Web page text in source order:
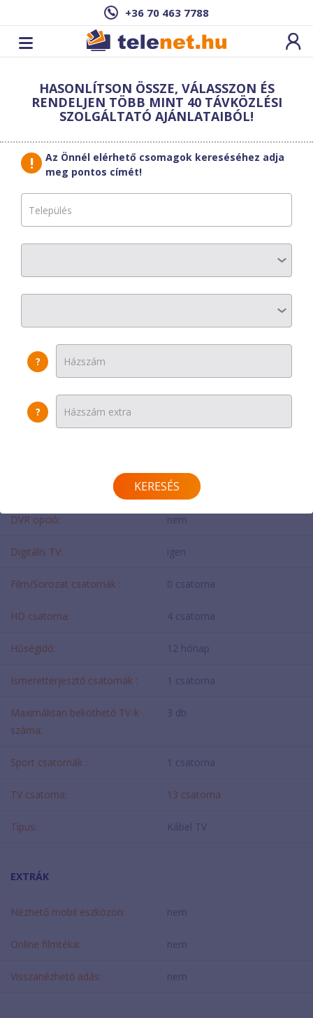
+36 70 463 7788
Ez a csomag sajnos nem elérhető az Ön
címén.Megnézem másik címen!
vissza a szolgáltatásokhoz
Moson Telecom
TV Minimum
Beltéri egység:
Egyszeri díj:
DVR opció: nem
Digitális TV: igen
Film/Sorozat csatornák : 0 csatorna
HD csatorna: 4 csatorna
Hűségidő: 12 hónap
Ismeretterjesztő csatornák : 1 csatorna
Maximálisan beköthető TV-k
száma:
3 db
Sport csatornák : 1 csatorna
TV csatorna: 13 csatorna
Típus: Kábel TV
EXTRÁK
Nézhető mobil eszközön: nem
Online filmtéka: nem
Visszanézhető adás: nem
HASONLÍTSON ÖSSZE, VÁLASSZON ÉS
RENDELJEN TÖBB MINT 40 TÁVKÖZLÉSI
SZOLGÁLTATÓ AJÁNLATAIBÓL!
Az Önnél elérhető csomagok kereséséhez adja
meg pontos címét!
?
?
KERESÉS